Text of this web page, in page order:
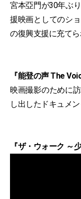
宮本亞門が30年ぶ
援映画としてのシ
の復興支援に充てら
『能登の声 The
映画撮影のために
し出したドキュメ
『ザ・ウォーク ～